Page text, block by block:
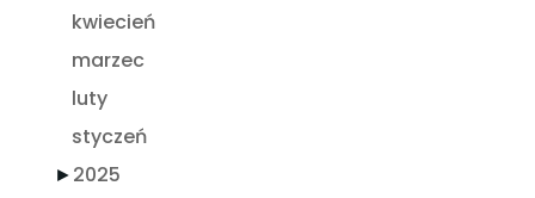
kwiecień
marzec
luty
styczeń
►2025